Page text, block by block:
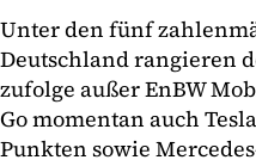
Unter den fünf
Deutschland rangieren
zufolge außer EnBW
Go momentan auch
Punkten sowie